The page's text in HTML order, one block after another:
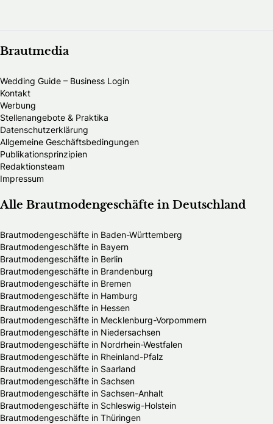
Brautmedia
Wedding Guide – Business Login
Kontakt
Werbung
Stellenangebote & Praktika
Datenschutzerklärung
Allgemeine Geschäftsbedingungen
Publikationsprinzipien
Redaktionsteam
Impressum
Alle Brautmodengeschäfte in Deutschland
Brautmodengeschäfte in Baden-Württemberg
Brautmodengeschäfte in Bayern
Brautmodengeschäfte in Berlin
Brautmodengeschäfte in Brandenburg
Brautmodengeschäfte in Bremen
Brautmodengeschäfte in Hamburg
Brautmodengeschäfte in Hessen
Brautmodengeschäfte in Mecklenburg-Vorpommern
Brautmodengeschäfte in Niedersachsen
Brautmodengeschäfte in Nordrhein-Westfalen
Brautmodengeschäfte in Rheinland-Pfalz
Brautmodengeschäfte in Saarland
Brautmodengeschäfte in Sachsen
Brautmodengeschäfte in Sachsen-Anhalt
Brautmodengeschäfte in Schleswig-Holstein
Brautmodengeschäfte in Thüringen